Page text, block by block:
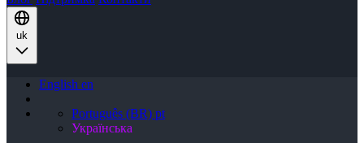
uk
English en
Português (BR) pt
Українська